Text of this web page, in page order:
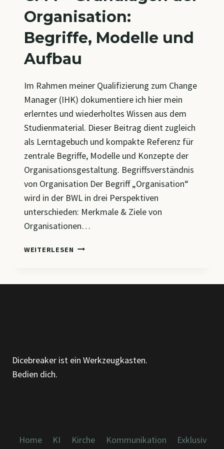
Organisation:
Begriffe, Modelle und
Aufbau
Im Rahmen meiner Qualifizierung zum Change
Manager (IHK) dokumentiere ich hier mein
erlerntes und wiederholtes Wissen aus dem
Studienmaterial. Dieser Beitrag dient zugleich
als Lerntagebuch und kompakte Referenz für
zentrale Begriffe, Modelle und Konzepte der
Organisationsgestaltung. Begriffsverständnis
von Organisation Der Begriff „Organisation“
wird in der BWL in drei Perspektiven
unterschieden: Merkmale & Ziele von
Organisationen…
WEITERLESEN CM4
Dicebreaker ist ein Werkzeugkasten.
Bedien dich.
Home KI Kirche Kommunikation Exklusiv